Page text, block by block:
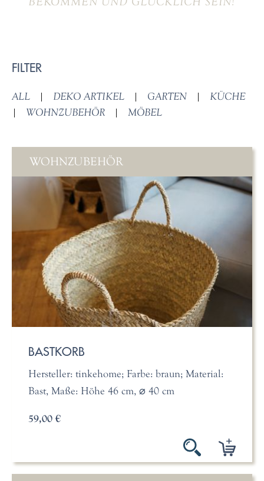
FILTER
ALL | DEKO ARTIKEL | GARTEN |
KÜCHE
|
WOHNZUBEHÖR | MÖBEL
WOHNZUBEHÖR
BASTKORB
Hersteller: tinkehome; Farbe: braun; Material:
Bast, Maße: Höhe 46 cm, ⌀ 40 cm
59,00 €